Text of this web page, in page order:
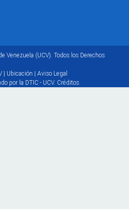
Venezuela (UCV). Todos los Derechos
| Ubicación | Aviso Legal
por la DTIC - UCV. Créditos